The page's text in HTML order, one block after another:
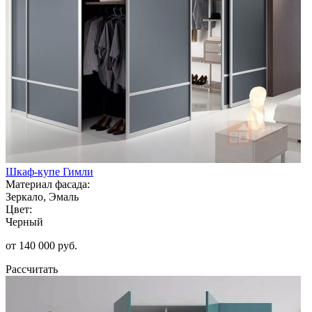
Шкаф-купе Гимли
Материал фасада:
Зеркало, Эмаль
Цвет:
Черный
от 140 000 руб.
Рассчитать